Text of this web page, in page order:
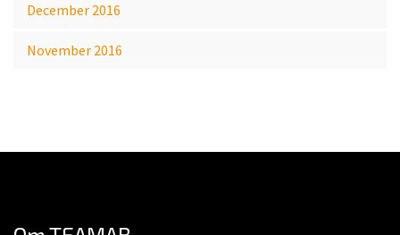
December 2016
November 2016